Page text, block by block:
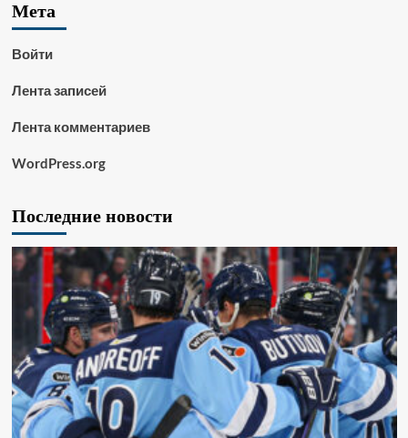
Мета
Войти
Лента записей
Лента комментариев
WordPress.org
Последние новости